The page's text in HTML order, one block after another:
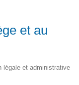
et au
légale et administrative